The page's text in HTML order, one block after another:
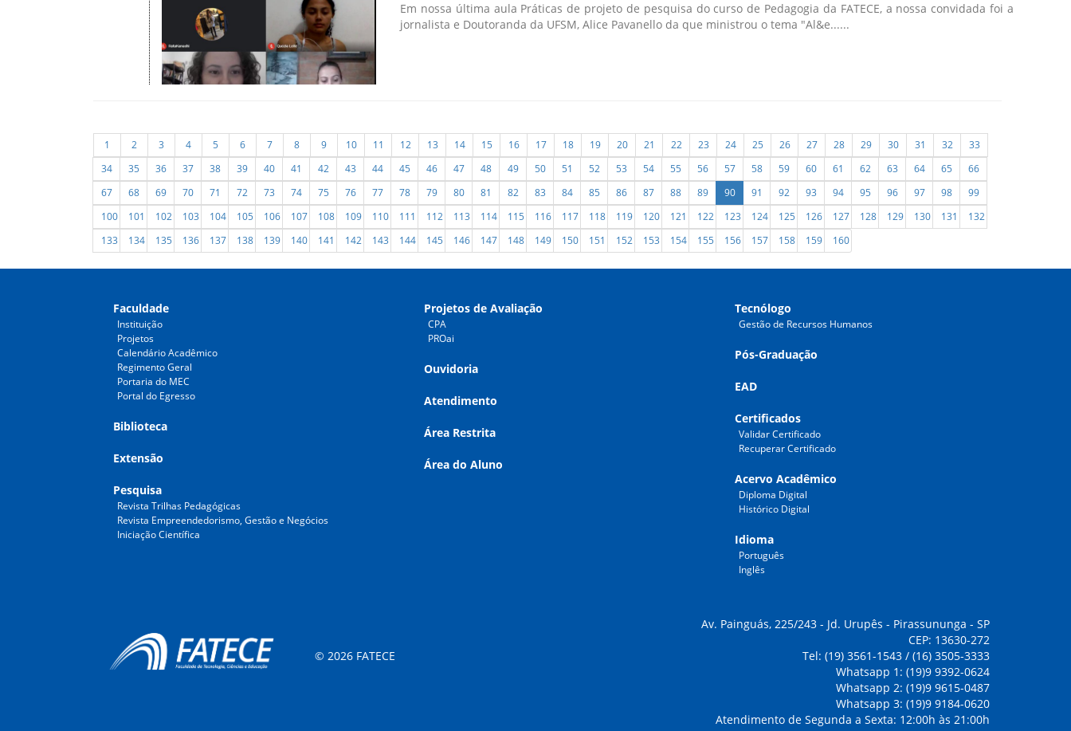
Em nossa última aula Práticas de projeto de pesquisa do curso de Pedagogia da FATECE, a nossa convidada foi a
jornalista e Doutoranda da UFSM, Alice Pavanello da que ministrou o tema "Al&e......
1 2 3 4 5 6 7 8 9 10 11 12 13 14 15 16 17 18 19 20 21 22 23 24 25 26 27 28 29 30 31 32
33
34
35 36 37 38 39 40 41 42 43 44 45 46 47 48 49 50 51 52 53 54 55 56 57 58 59 60 61 62 63 64 65
66
67
68 69 70 71 72 73 74 75 76 77 78 79 80 81 82 83 84 85 86 87 88 89 90 91 92 93 94 95 96 97 98
99
100
101 102 103 104 105 106 107 108 109 110 111 112 113 114 115 116 117 118 119 120 121 122 123 124 125 126 127 128 129 130 131
132
133
134 135 136 137 138 139 140 141 142 143 144 145 146 147 148 149 150 151 152 153 154 155 156 157 158 159 160
Faculdade
Instituição
Projetos
Calendário Acadêmico
Regimento Geral
Portaria do MEC
Portal do Egresso
Biblioteca
Extensão
Pesquisa
Revista Trilhas Pedagógicas
Revista Empreendedorismo, Gestão e Negócios
Iniciação Científica
Projetos de Avaliação
CPA
PROai
Ouvidoria
Atendimento
Área Restrita
Área do Aluno
Tecnólogo
Gestão de Recursos Humanos
Pós-Graduação
EAD
Certificados
Validar Certificado
Recuperar Certificado
Acervo Acadêmico
Diploma Digital
Histórico Digital
Idioma
Português
Inglês
© 2026 FATECE
Av. Painguás, 225/243 - Jd. Urupês - Pirassununga - SP
CEP: 13630-272
Tel: (19) 3561-1543 / (16) 3505-3333
Whatsapp 1: (19)9 9392-0624
Whatsapp 2: (19)9 9615-0487
Whatsapp 3: (19)9 9184-0620
Atendimento de Segunda a Sexta: 12:00h às 21:00h